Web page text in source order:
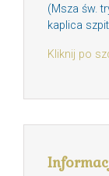
(Msza św.
kaplica
Kliknij po